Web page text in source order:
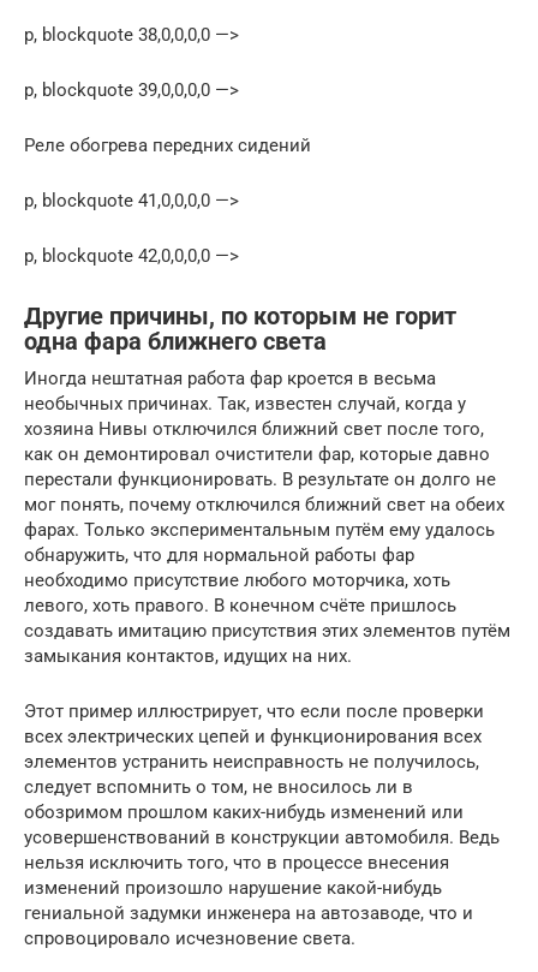
p, blockquote 38,0,0,0,0 —>
p, blockquote 39,0,0,0,0 —>
Реле обогрева передних сидений
p, blockquote 41,0,0,0,0 —>
p, blockquote 42,0,0,0,0 —>
Другие причины, по которым не горит
одна фара ближнего света
Иногда нештатная работа фар кроется в весьма
необычных причинах. Так, известен случай, когда у
хозяина Нивы отключился ближний свет после того,
как он демонтировал очистители фар, которые давно
перестали функционировать. В результате он долго не
мог понять, почему отключился ближний свет на обеих
фарах. Только экспериментальным путём ему удалось
обнаружить, что для нормальной работы фар
необходимо присутствие любого моторчика, хоть
левого, хоть правого. В конечном счёте пришлось
создавать имитацию присутствия этих элементов путём
замыкания контактов, идущих на них.
Этот пример иллюстрирует, что если после проверки
всех электрических цепей и функционирования всех
элементов устранить неисправность не получилось,
следует вспомнить о том, не вносилось ли в
обозримом прошлом каких-нибудь изменений или
усовершенствований в конструкции автомобиля. Ведь
нельзя исключить того, что в процессе внесения
изменений произошло нарушение какой-нибудь
гениальной задумки инженера на автозаводе, что и
спровоцировало исчезновение света.